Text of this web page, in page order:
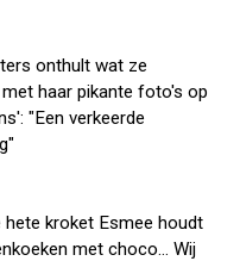
onthult wat ze
haar pikante foto's op
"Een verkeerde
hete kroket Esmee houdt
met choco... Wij